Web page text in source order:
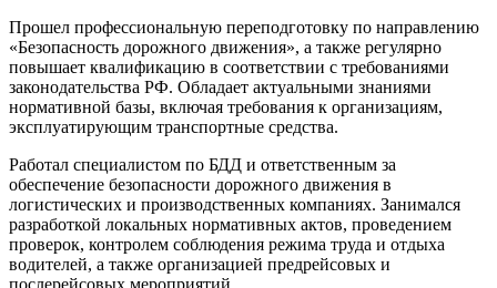
Прошел профессиональную переподготовку по направлению
«Безопасность дорожного движения», а также регулярно
повышает квалификацию в соответствии с требованиями
законодательства РФ. Обладает актуальными знаниями
нормативной базы, включая требования к организациям,
эксплуатирующим транспортные средства.
Работал специалистом по БДД и ответственным за
обеспечение безопасности дорожного движения в
логистических и производственных компаниях. Занимался
разработкой локальных нормативных актов, проведением
проверок, контролем соблюдения режима труда и отдыха
водителей, а также организацией предрейсовых и
послерейсовых мероприятий.